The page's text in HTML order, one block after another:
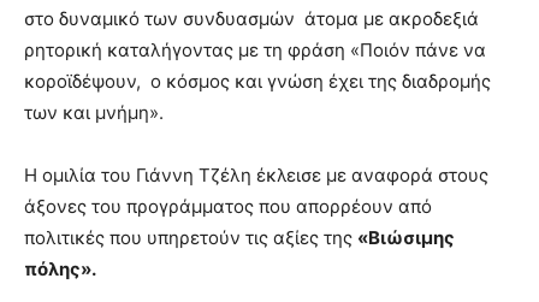
στο δυναμικό των συνδυασμών άτομα με ακροδεξιά
ρητορική καταλήγοντας με τη φράση «Ποιόν πάνε να
κοροϊδέψουν, ο κόσμος και γνώση έχει της διαδρομής
των και μνήμη».
Η ομιλία του Γιάννη Τζέλη έκλεισε με αναφορά στους
άξονες του προγράμματος που απορρέουν από
πολιτικές που υπηρετούν τις αξίες της «Βιώσιμης
πόλης».